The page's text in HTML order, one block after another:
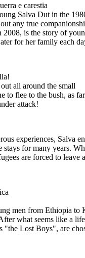
e carestia
Salva Dut in the
any true
2008, is the story of
for her family each
all around the small
to flee to the bush, as
attack!
experiences, Salva
stays for many years.
are forced to leave
men from Ethiopia to
what seems like a
"the Lost Boys", are